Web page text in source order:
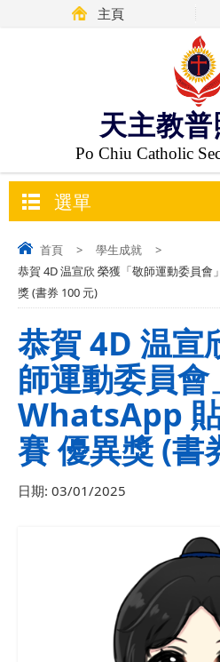
天主教
Po Chiu Catholic
主頁
選單
首頁 > 學生成就
>
恭賀 4D 温宣欣 榮獲「敬師運動委員
獎 (書券 100 元)
恭賀 4D 温宣
師運動委員會
WhatsApp
賽 優異獎 (書
日期: 03/01/2025